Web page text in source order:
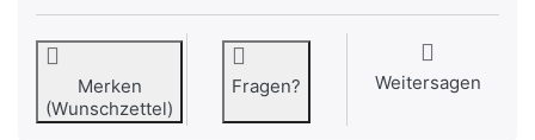
Merken
(Wunschzettel)
Fragen? Weitersagen